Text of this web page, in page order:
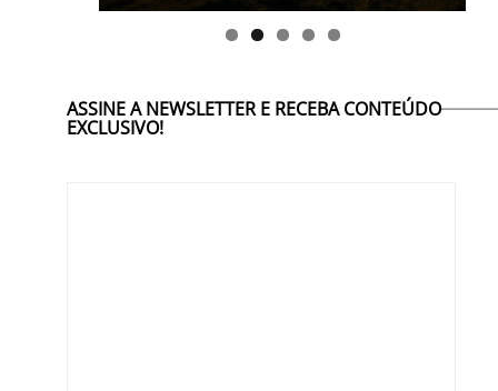
ASSINE A NEWSLETTER E RECEBA CONTEÚDO
EXCLUSIVO!